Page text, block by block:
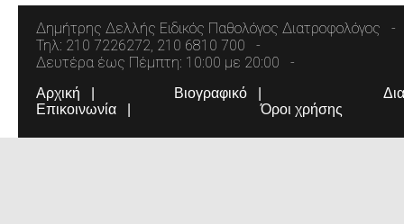
Δημήτρης Δελλής Ειδικός Παθολόγος Διατροφολόγος
Τηλ: 210 7226272, 210 6810 700
Δευτέρα έως Πέμπτη: 10:00 με 20:00
Αρχική Βιογραφικό
Επικοινωνία
Όροι χρήσης